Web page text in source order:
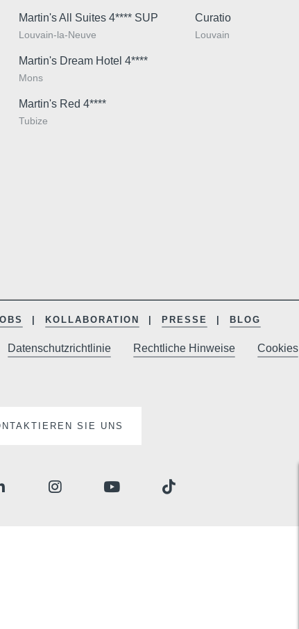
Martin's All Suites 4**** SUP
Louvain-la-Neuve
Martin's Dream Hotel 4****
Mons
Martin's Red 4****
Tubize
Curatio
Louvain
KOLLABORATION PRESSE BLOG
Datenschutzrichtlinie Rechtliche Hinweise Cookies
SIE UNS